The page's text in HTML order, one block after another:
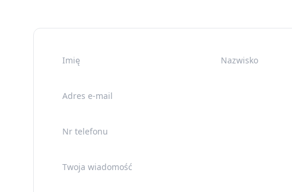
Nazwisko
Adres e-mail
Nr telefonu
Twoja wiadomość